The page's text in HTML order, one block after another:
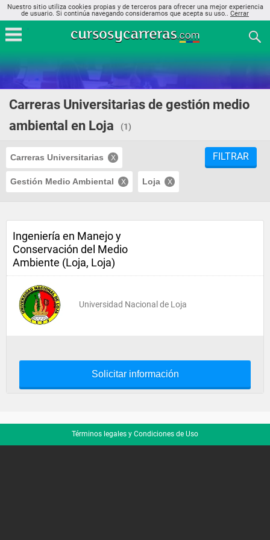
Nuestro sitio utiliza cookies propias y de terceros para ofrecer una mejor experiencia
de usuario. Si continúa navegando consideramos que acepta su uso.. Cerrar
Carreras Universitarias de gestión medio
ambiental en Loja
(1)
Carreras Universitarias
Gestión Medio Ambiental Loja
FILTRAR
Ingeniería en Manejo y
Conservación del Medio
Ambiente (Loja, Loja)
Universidad Nacional de Loja
Solicitar información
Términos legales y Condiciones de Uso